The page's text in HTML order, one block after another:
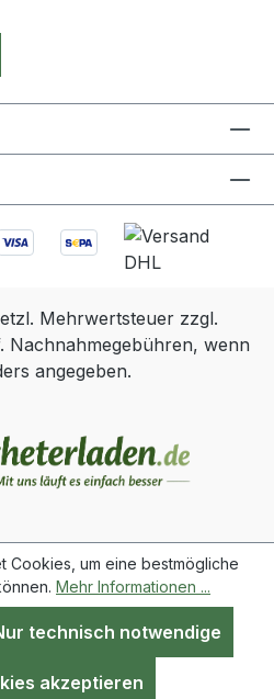
Mehrwertsteuer zzgl.
Nachnahmegebühren, wenn
angegeben.
Cookies, um eine bestmögliche
Mehr Informationen ...
technisch notwendige
akzeptieren